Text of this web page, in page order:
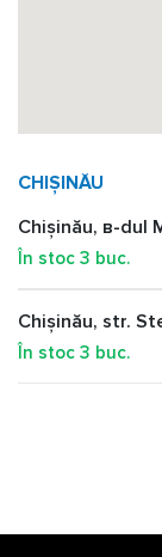
CHIȘINĂU
Chișinău, в-dul
În stoc 3 buc.
Chișinău, str.
În stoc 3 buc.